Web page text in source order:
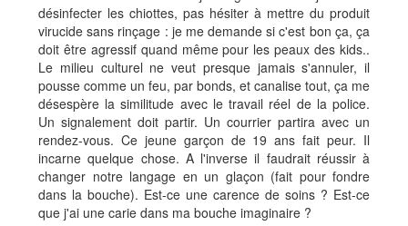
désinfecter les chiottes, pas hésiter à mettre du produit
virucide sans rinçage : je me demande si c'est bon ça, ça
doit être agressif quand même pour les peaux des kids..
Le milieu culturel ne veut presque jamais s'annuler, il
pousse comme un feu, par bonds, et canalise tout, ça me
désespère la similitude avec le travail réel de la police.
Un signalement doit partir. Un courrier partira avec un
rendez-vous. Ce jeune garçon de 19 ans fait peur. Il
incarne quelque chose. A l'inverse il faudrait réussir à
changer notre langage en un glaçon (fait pour fondre
dans la bouche). Est-ce une carence de soins ? Est-ce
que j'ai une carie dans ma bouche imaginaire ?